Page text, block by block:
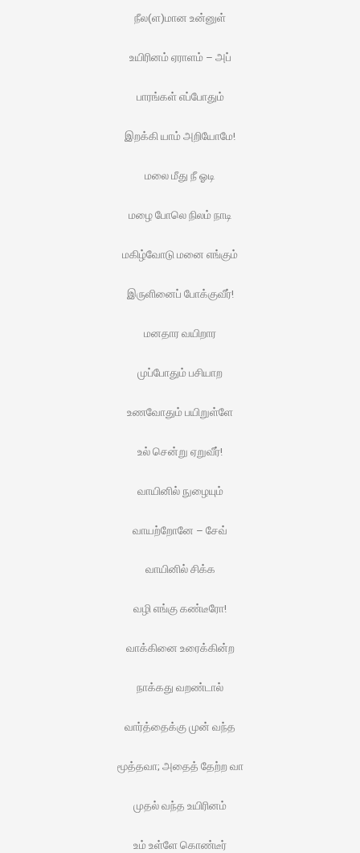
நீல(ள)மான உன்னுள்
உயிரினம் ஏராளம் – அப்
பாரங்கள் எப்போதும்
இறக்கி யாம் அறியோமே!
மலை மீது நீ ஓடி
மழை போலெ நிலம் நாடி
மகிழ்வோடு மனை எங்கும்
இருளினைப் போக்குவீர்!
மனதார வயிறார
முப்போதும் பசியாற
உணவோதும் பயிறுள்ளே
உல் சென்று ஏறுவீர்!
வாயினில் நுழையும்
வாயற்றோனே – சேவ்
வாயினில் சிக்க
வழி எங்கு கண்டீரோ!
வாக்கினை உரைக்கின்ற
நாக்கது வறண்டால்
வார்த்தைக்கு முன் வந்த
மூத்தவா; அதைத் தேற்ற வா
முதல் வந்த உயிரினம்
உம் உள்ளே கொண்டீர்